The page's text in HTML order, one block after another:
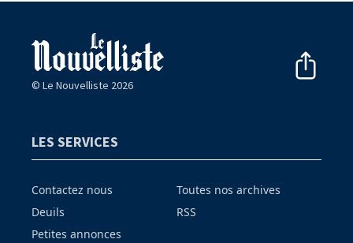
© Le Nouvelliste 2026
LES SERVICES
Contactez nous
Deuils
Petites annonces
Toutes nos archives
RSS